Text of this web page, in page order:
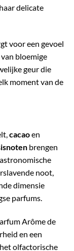
delicate
voor een gevoel
bloemige
geur die
moment van de
cacaoen
brengen
noot,
dimensie
parfums.
Arôme de
en een
olfactorische